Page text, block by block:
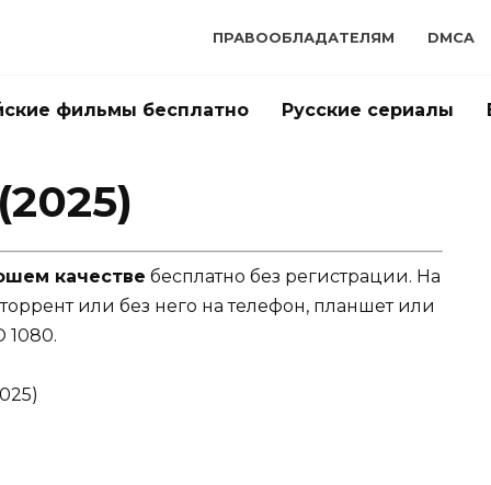
ПРАВООБЛАДАТЕЛЯМ DMCA
фильмы бесплатно Русские сериалы
качестве бесплатно без регистрации. На
или без него на телефон, планшет или
1080.